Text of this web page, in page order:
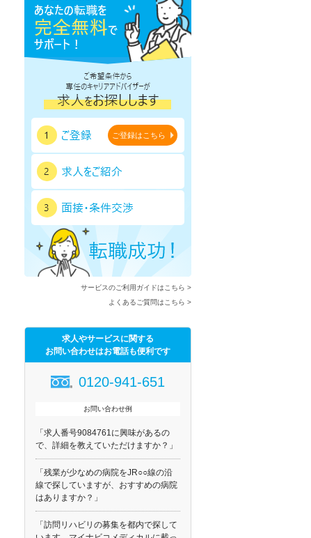
ご登録はこちら
サービスのご利用ガイドはこちら >
よくあるご質問はこちら >
求人やサービスに関する
お問い合わせはお電話も便利です
0120-941-651
お問い合わせ例
「求人番号9084761に興味があるの
で、詳細を教えていただけますか？」
「残業が少なめの病院をJR○○線の沿
線で探していますが、おすすめの病院
はありますか？」
「訪問リハビリの募集を都内で探して